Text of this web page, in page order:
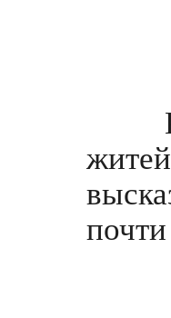
Кто